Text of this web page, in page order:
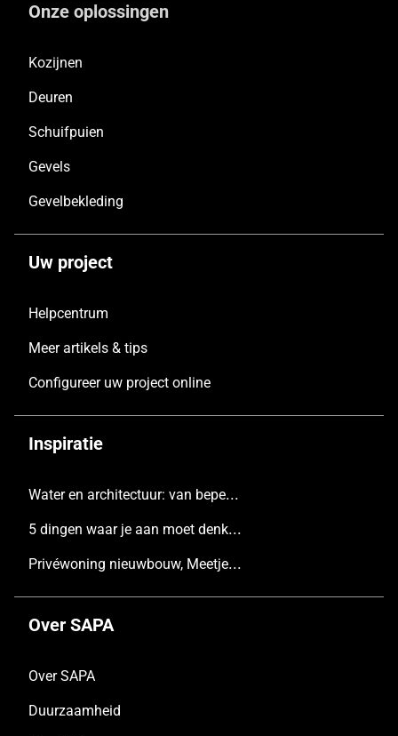
Onze oplossingen
Kozijnen
Deuren
Schuifpuien
Gevels
Gevelbekleding
Uw project
Helpcentrum
Meer artikels & tips
Configureer uw project online
Inspiratie
Water en architectuur: van beperking tot inspiratie
5 dingen waar je aan moet denken voordat je een nieuw huis bouwt
Privéwoning nieuwbouw, Meetjesland
Over SAPA
Over SAPA
Duurzaamheid